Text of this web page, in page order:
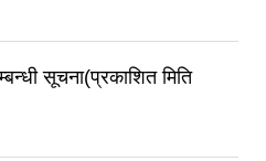
सूचना(प्रकाशित मिति